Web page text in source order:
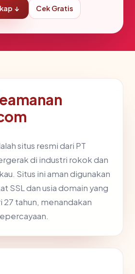
↓ Cek Gratis
situs resmi dari PT
di industri rokok dan
Situs ini aman digunakan
SSL dan usia domain yang
27 tahun, menandakan